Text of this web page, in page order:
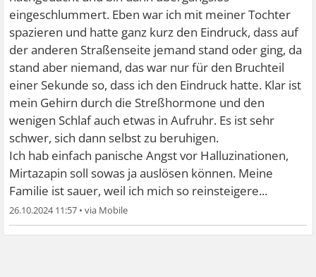
eingeschlummert. Eben war ich mit meiner Tochter
spazieren und hatte ganz kurz den Eindruck, dass auf
der anderen Straßenseite jemand stand oder ging, da
stand aber niemand, das war nur für den Bruchteil
einer Sekunde so, dass ich den Eindruck hatte. Klar ist
mein Gehirn durch die Streßhormone und den
wenigen Schlaf auch etwas in Aufruhr. Es ist sehr
schwer, sich dann selbst zu beruhigen.
Ich hab einfach panische Angst vor Halluzinationen,
Mirtazapin soll sowas ja auslösen können. Meine
Familie ist sauer, weil ich mich so reinsteigere...
26.10.2024 11:57 •